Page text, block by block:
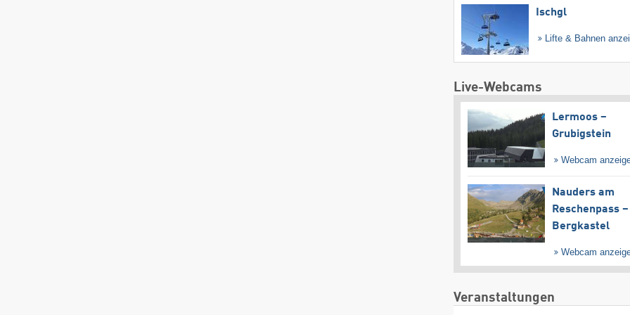
Ischgl
Lifte & Bahnen
Live-Webcams
Lermoos –
Grubigstein
Webcam
Nauders am
Reschenpass –
Bergkastel
Webcam
Veranstaltungen